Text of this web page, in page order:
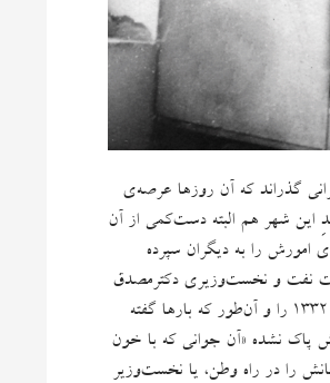
گذراند که آن روزها عرصه‌ی
این شهر هم البته دست‌کمی از آن
امورش را به دیگران سپرده
نفت و نخست‌وزیری دکترمصدق
گذشت که در ذهن او بدل شد به واقعه‌ای فراموش‌ناشدنی؛ هم سی تیر ۱۳۳۰ را دید و هم ۲۸ مرداد ۱۳۳۲ را و آن‌طور که بارها گفته
«آن جوانی که با خون
را در راه وطن، یا نخست‌وزیر